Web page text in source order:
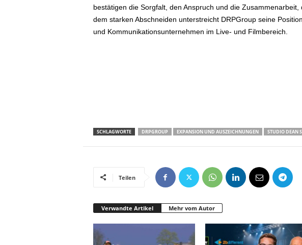
bestätigen die Sorgfalt, den Anspruch und die Zusammenarbeit,
dem starken Abschneiden unterstreicht DRPGroup seine
und Kommunikationsunternehmen im Live- und Filmbereich.
SCHLAGWORTE DRPGROUP EXPANSION UND AUSZEICHNUNGEN STUDIO DEAN
Teilen
Verwandte Artikel Mehr vom Autor